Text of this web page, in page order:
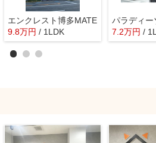
エンクレスト博多MATE
9.8万円 / 1LDK
パラディー
7.2万円 /